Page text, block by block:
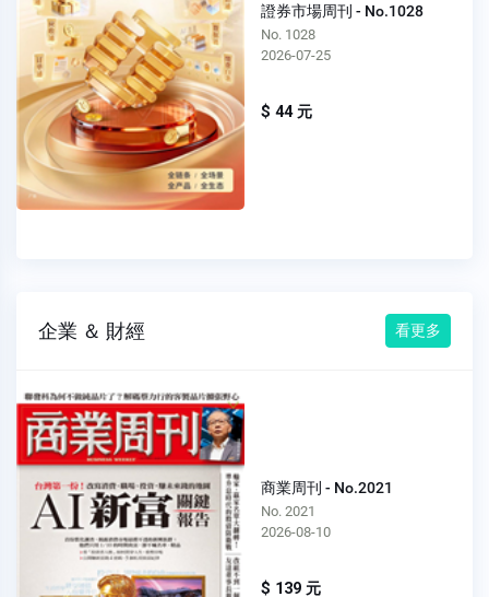
證券市場周刊 - No.1028
No. 1028
2026-07-25
$ 44 元
企業 ＆ 財經 看更多
商業周刊 - No.2021
No. 2021
2026-08-10
$ 139 元